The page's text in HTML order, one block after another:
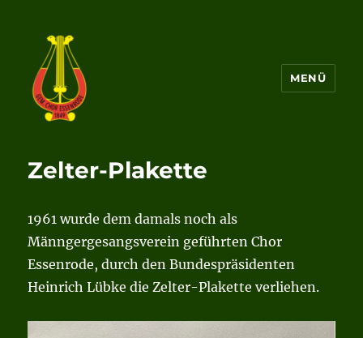
Essenrode e.V.
MENÜ
Zelter-Plakette
1961 wurde dem damals noch als
Männgergesangsverein geführten Chor
Essenrode, durch den Bundespräsidenten
Heinrich Lübke die Zelter-Plakette verliehen.